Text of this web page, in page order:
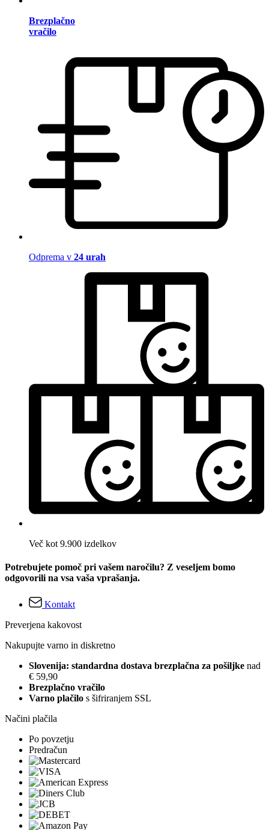
Brezplačno
vračilo
Odprema v 24 urah
Več kot 9.900 izdelkov
Potrebujete pomoč pri vašem naročilu? Z veseljem bomo
odgovorili na vsa vaša vprašanja.
Kontakt
Preverjena kakovost
Nakupujte varno in diskretno
Slovenija: standardna dostava brezplačna za pošiljke nad
€ 59,90
Brezplačno vračilo
Varno plačilo s šifriranjem SSL
Načini plačila
Po povzetju
Predračun